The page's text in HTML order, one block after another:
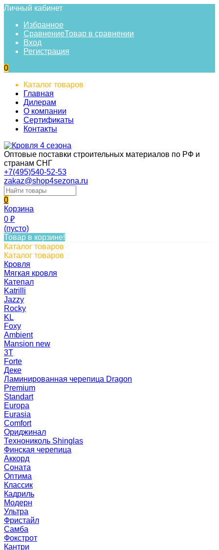
Личный кабинет
Избранное
СравнениеТовар в сравнении
Вход
Регистрация
0
Каталог товаров
Главная
Дилерам
О компании
Сертификаты
Контакты
Оптовые поставки строительных материалов по РФ и
странам СНГ
+7(495)540-52-53
zakaz@shop4sezona.ru
0
Корзина
0 ₽
(пусто)
Товар в корзине!
Каталог товаров
Каталог товаров
Кровля
Мягкая кровля
Катепал
Katrilli
Jazzy
Rocky
KL
Foxy
Ambient
Mansion new
3Т
Forte
Деке
Ламинированная черепица Dragon
Premium
Standart
Europa
Eurasia
Comfort
Ориджинал
Технониколь Shinglas
Финская черепица
Аккорд
Соната
Оптима
Классик
Кадриль
Модерн
Ультра
Фристайл
Самба
Фокстрот
Кантри